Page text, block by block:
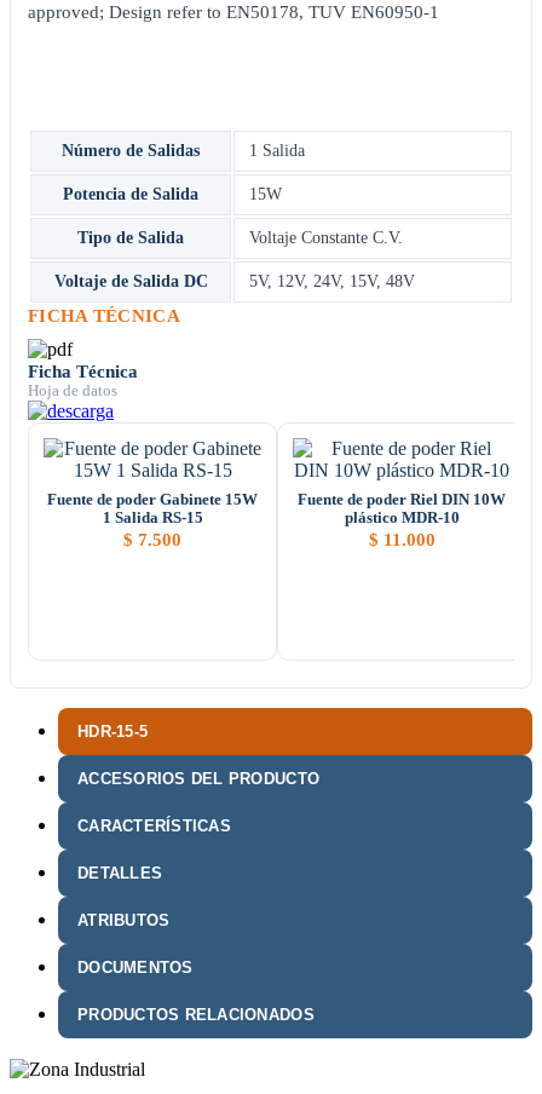
HDR-15-5
ACCESORIOS DEL PRODUCTO
CARACTERÍSTICAS
DETALLES
ATRIBUTOS
DOCUMENTOS
PRODUCTOS RELACIONADOS
approved; Design refer to EN50178, TUV EN60950-1
Número de Salidas 1 Salida
Potencia de Salida 15W
Tipo de Salida Voltaje Constante C.V.
Voltaje de Salida DC 5V, 12V, 24V, 15V, 48V
FICHA TÉCNICA
Ficha Técnica
Hoja de datos
Fuente de poder Gabinete 15W
1 Salida RS-15
$ 7.500
Fuente de poder Riel DIN 10W
plástico MDR-10
$ 11.000